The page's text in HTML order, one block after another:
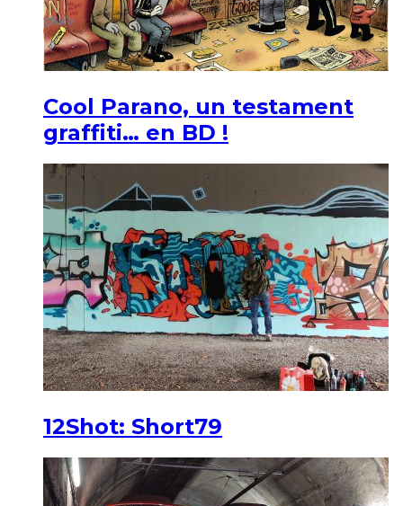
Cool Parano, un testament
graffiti… en BD !
12Shot: Short79